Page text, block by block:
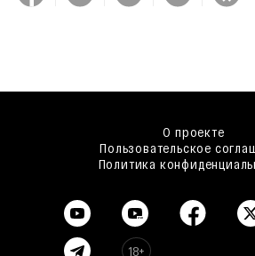
О проекте
Пользовательское
Политика
18+